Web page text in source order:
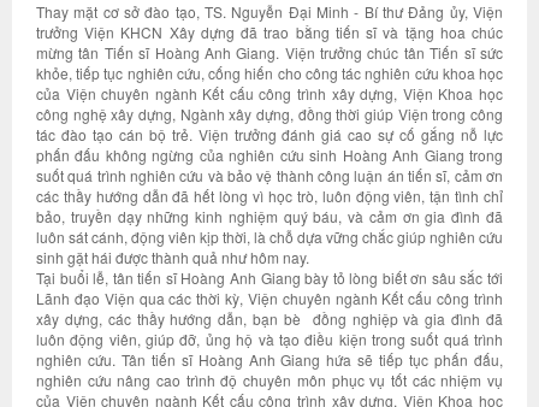
Thay mặt cơ sở đào tạo, TS. Nguyễn Đại Minh - Bí thư Đảng ủy, Viện
trưởng Viện KHCN Xây dựng đã trao bằng tiến sĩ và tặng hoa chúc
mừng tân Tiến sĩ Hoàng Anh Giang. Viện trưởng chúc tân Tiến sĩ sức
khỏe, tiếp tục nghiên cứu, cống hiến cho công tác nghiên cứu khoa học
của Viện chuyên ngành Kết cấu công trình xây dựng, Viện Khoa học
công nghệ xây dựng, Ngành xây dựng, đồng thời giúp Viện trong công
tác đào tạo cán bộ trẻ. Viện trưởng đánh giá cao sự cố gắng nỗ lực
phấn đấu không ngừng của nghiên cứu sinh Hoàng Anh Giang trong
suốt quá trình nghiên cứu và bảo vệ thành công luận án tiến sĩ, cảm ơn
các thầy hướng dẫn đã hết lòng vì học trò, luôn động viên, tận tình chỉ
bảo, truyền dạy những kinh nghiệm quý báu, và cảm ơn gia đình đã
luôn sát cánh, động viên kịp thời, là chỗ dựa vững chắc giúp nghiên cứu
sinh gặt hái được thành quả như hôm nay.
Tại buổi lễ, tân tiến sĩ Hoàng Anh Giang bày tỏ lòng biết ơn sâu sắc tới
Lãnh đạo Viện qua các thời kỳ, Viện chuyên ngành Kết cấu công trình
xây dựng, các thầy hướng dẫn, bạn bè đồng nghiệp và gia đình đã
luôn động viên, giúp đỡ, ủng hộ và tạo điều kiện trong suốt quá trình
nghiên cứu. Tân tiến sĩ Hoàng Anh Giang hứa sẽ tiếp tục phấn đấu,
nghiên cứu nâng cao trình độ chuyên môn phục vụ tốt các nhiệm vụ
của Viện chuyên ngành Kết cấu công trình xây dựng, Viện Khoa học